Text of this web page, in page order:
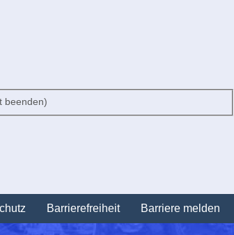
beenden)
Barrierefreiheit Barriere melden